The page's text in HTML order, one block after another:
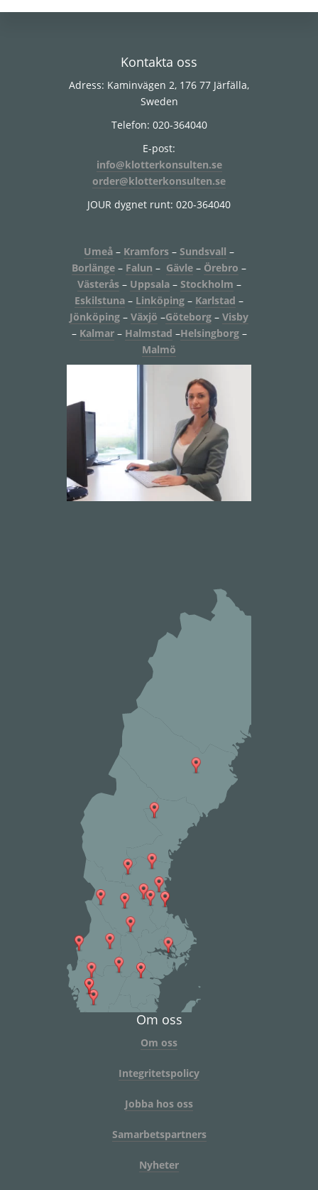
Kontakta oss
Adress: Kaminvägen 2, 176 77 Järfälla,
Sweden
Telefon: 020-364040
E-post:
info@klotterkonsulten.se
order@klotterkonsulten.se
JOUR dygnet runt: 020-364040
Umeå – Kramfors – Sundsvall –
Borlänge – Falun – Gävle – Örebro –
Västerås– Uppsala– Stockholm –
Eskilstuna – Linköping – Karlstad –
Jönköping – Växjö –Göteborg – Visby
– Kalmar– Halmstad –Helsingborg–
Malmö
Om oss
Om oss
Integritetspolicy
Jobba hos oss
Samarbetspartners
Nyheter